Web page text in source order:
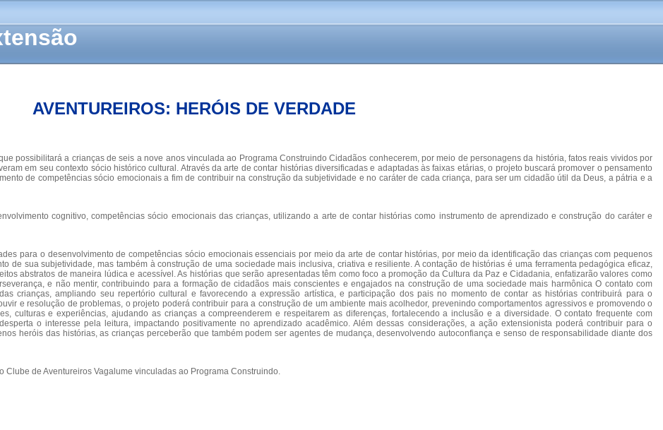
AVENTUREIROS: HERÓIS DE VERDADE
possibilitará a crianças de seis a nove anos vinculada ao Programa Construindo Cidadãos conhecerem, por meio de personagens da história, fatos reais vividos por
em seu contexto sócio histórico cultural. Através da arte de contar histórias diversificadas e adaptadas às faixas etárias, o projeto buscará promover o pensamento
de competências sócio emocionais a fim de contribuir na construção da subjetividade e no caráter de cada criança, para ser um cidadão útil da Deus, a pátria e a
cognitivo, competências sócio emocionais das crianças, utilizando a arte de contar histórias como instrumento de aprendizado e construção do caráter e
para o desenvolvimento de competências sócio emocionais essenciais por meio da arte de contar histórias, por meio da identificação das crianças com pequenos
de sua subjetividade, mas também à construção de uma sociedade mais inclusiva, criativa e resiliente. A contação de histórias é uma ferramenta pedagógica eficaz,
abstratos de maneira lúdica e acessível. As histórias que serão apresentadas têm como foco a promoção da Cultura da Paz e Cidadania, enfatizarão valores como
e não mentir, contribuindo para a formação de cidadãos mais conscientes e engajados na construção de uma sociedade mais harmônica O contato com
crianças, ampliando seu repertório cultural e favorecendo a expressão artística, e participação dos pais no momento de contar as histórias contribuirá para o
e resolução de problemas, o projeto poderá contribuir para a construção de um ambiente mais acolhedor, prevenindo comportamentos agressivos e promovendo o
culturas e experiências, ajudando as crianças a compreenderem e respeitarem as diferenças, fortalecendo a inclusão e a diversidade. O contato frequente com
o interesse pela leitura, impactando positivamente no aprendizado acadêmico. Além dessas considerações, a ação extensionista poderá contribuir para o
heróis das histórias, as crianças perceberão que também podem ser agentes de mudança, desenvolvendo autoconfiança e senso de responsabilidade diante dos
de Aventureiros Vagalume vinculadas ao Programa Construindo.